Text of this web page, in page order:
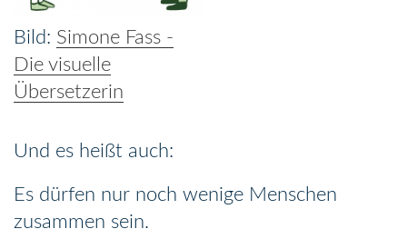
Simone Fass -
Die visuelle
Übersetzerin
Und es heißt auch:
Es dürfen nur noch wenige Menschen
zusammen sein.